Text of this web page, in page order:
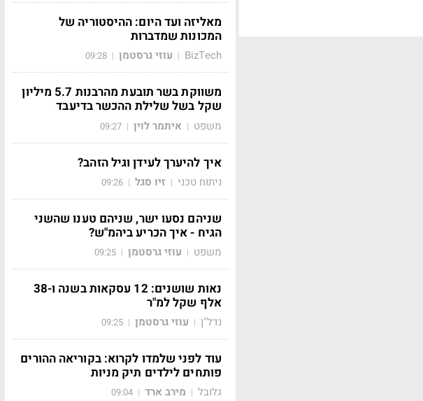
מאליזה ועד היום: ההיסטוריה של
המכונות שמדברות
BizTech
| עוזי גרסטמן |
09:28
משווקת בשר תובעת מהרבנות 5.7 מיליון
שקל בשל שלילת ההכשר בדיעבד
משפט | איתמר לוין |
09:27
איך להיערך לעידן וגיל הזהב?
ניתוח טכני | זיו סגל |
09:26
שניהם נסעו ישר, שניהם טענו שהשני
הגיח - איך הכריע ביהמ"ש?
משפט | עוזי גרסטמן |
09:25
נאות שושנים: 12 עסקאות בשנה ו-38
אלף שקל למ"ר
נדל"ן | עוזי גרסטמן |
09:25
עוד לפני שלמדו לקרוא: בקוריאה ההורים
פותחים לילדים תיק מניות
גלובל | מירב ארד |
09:04